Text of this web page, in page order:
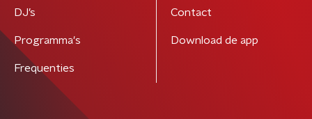
DJ’s
Programma's
Frequenties
Contact
Download de app